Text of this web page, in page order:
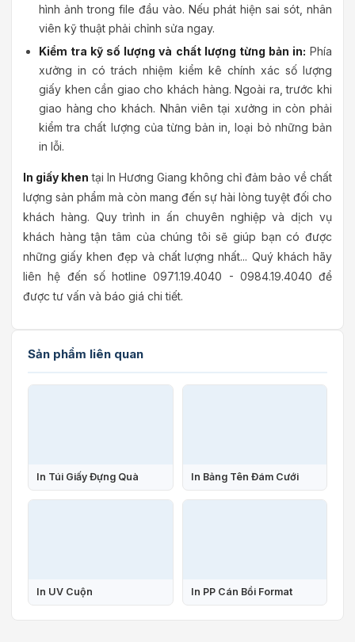
hình ảnh trong file đầu vào. Nếu phát hiện sai sót, nhân
viên kỹ thuật phải chỉnh sửa ngay.
Kiểm tra kỹ số lượng và chất lượng từng bản in: Phía
xưởng in có trách nhiệm kiểm kê chính xác số lượng
giấy khen cần giao cho khách hàng. Ngoài ra, trước khi
giao hàng cho khách. Nhân viên tại xưởng in còn phải
kiểm tra chất lượng của từng bản in, loại bỏ những bản
in lỗi.
In giấy khen tại In Hương Giang không chỉ đảm bảo về chất
lượng sản phẩm mà còn mang đến sự hài lòng tuyệt đối cho
khách hàng. Quy trình in ấn chuyên nghiệp và dịch vụ
khách hàng tận tâm của chúng tôi sẽ giúp bạn có được
những giấy khen đẹp và chất lượng nhất... Quý khách hãy
liên hệ đến số hotline 0971.19.4040 - 0984.19.4040 để
được tư vấn và báo giá chi tiết.
Sản phẩm liên quan
In Túi Giấy Đựng Quà In Bảng Tên Đám Cưới
In UV Cuộn In PP Cán Bồi Format